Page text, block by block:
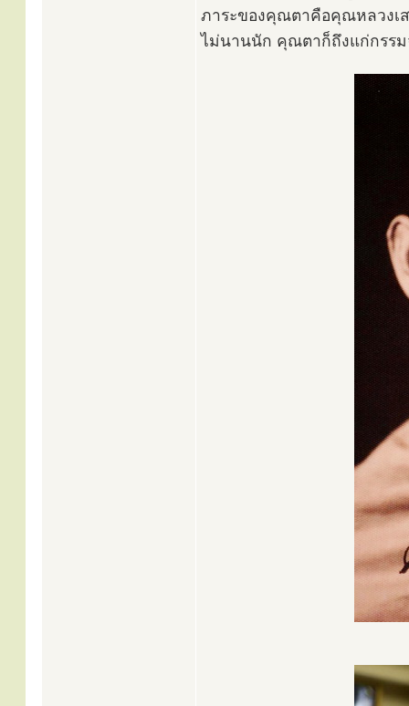
ภาระของคุณตาคือคุณหลวงเ
ไม่นานนัก คุณตาก็ถึงแก่กรรม